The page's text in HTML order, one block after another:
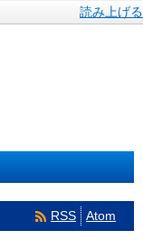
読み上げる
RSS Atom